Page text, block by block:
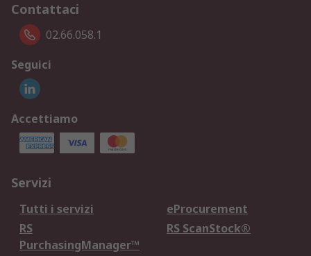
Contattaci
02.66.058.1
Seguici
Accettiamo
Servizi
Tutti i servizi
eProcurement
RS
PurchasingManager™
RS ScanStock®